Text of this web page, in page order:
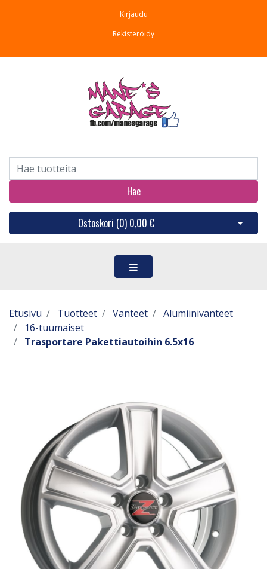
Kirjaudu
Rekisteröidy
Hae
Ostoskori (0) 0,00 € Avaa
Etusivu Tuotteet Vanteet
Alumiinivanteet
16-tuumaiset
Trasportare Pakettiautoihin 6.5x16